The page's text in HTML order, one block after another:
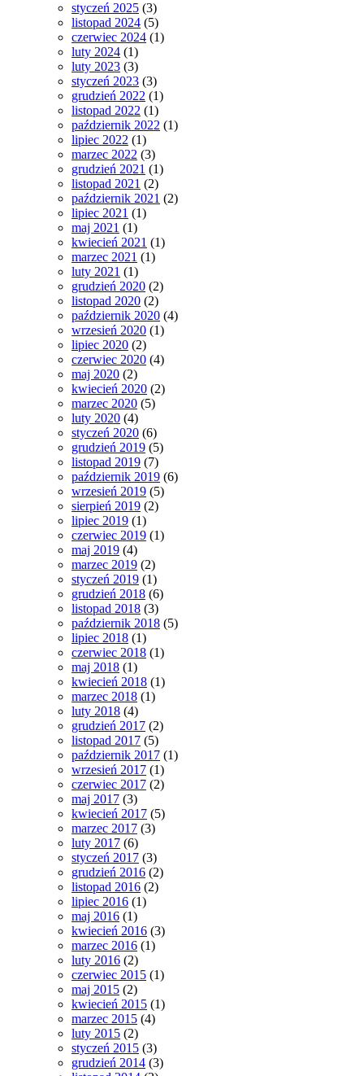
styczeń 2025 (3)
listopad 2024 (5)
czerwiec 2024 (1)
luty 2024 (1)
luty 2023 (3)
styczeń 2023 (3)
grudzień 2022 (1)
listopad 2022 (1)
październik 2022 (1)
lipiec 2022 (1)
marzec 2022 (3)
grudzień 2021 (1)
listopad 2021 (2)
październik 2021 (2)
lipiec 2021 (1)
maj 2021 (1)
kwiecień 2021 (1)
marzec 2021 (1)
luty 2021 (1)
grudzień 2020 (2)
listopad 2020 (2)
październik 2020 (4)
wrzesień 2020 (1)
lipiec 2020 (2)
czerwiec 2020 (4)
maj 2020 (2)
kwiecień 2020 (2)
marzec 2020 (5)
luty 2020 (4)
styczeń 2020 (6)
grudzień 2019 (5)
listopad 2019 (7)
październik 2019 (6)
wrzesień 2019 (5)
sierpień 2019 (2)
lipiec 2019 (1)
czerwiec 2019 (1)
maj 2019 (4)
marzec 2019 (2)
styczeń 2019 (1)
grudzień 2018 (6)
listopad 2018 (3)
październik 2018 (5)
lipiec 2018 (1)
czerwiec 2018 (1)
maj 2018 (1)
kwiecień 2018 (1)
marzec 2018 (1)
luty 2018 (4)
grudzień 2017 (2)
listopad 2017 (5)
październik 2017 (1)
wrzesień 2017 (1)
czerwiec 2017 (2)
maj 2017 (3)
kwiecień 2017 (5)
marzec 2017 (3)
luty 2017 (6)
styczeń 2017 (3)
grudzień 2016 (2)
listopad 2016 (2)
lipiec 2016 (1)
maj 2016 (1)
kwiecień 2016 (3)
marzec 2016 (1)
luty 2016 (2)
czerwiec 2015 (1)
maj 2015 (2)
kwiecień 2015 (1)
marzec 2015 (4)
luty 2015 (2)
styczeń 2015 (3)
grudzień 2014 (3)